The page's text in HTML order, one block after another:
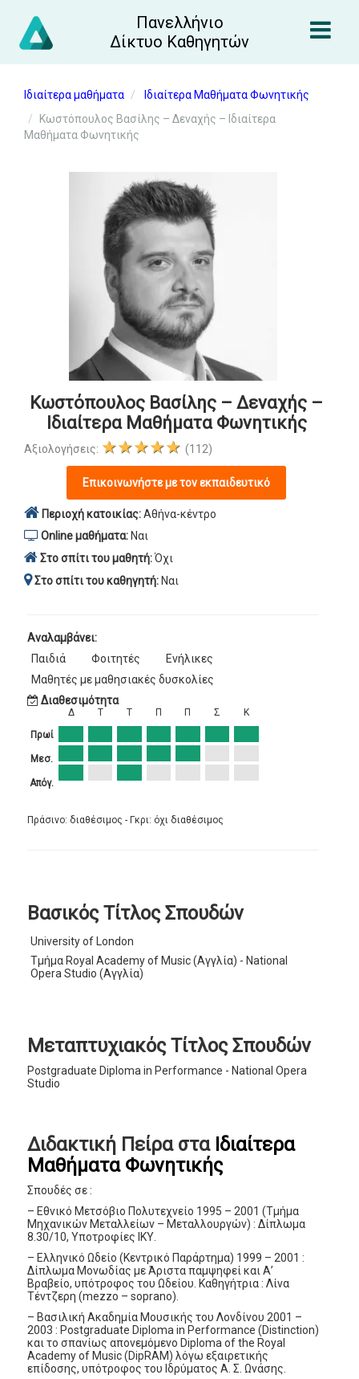
Πανελλήνιο
Δίκτυο Καθηγητών
Ιδιαίτερα μαθήματα
Ιδιαίτερα Μαθήματα Φωνητικής
Κωστόπουλος Βασίλης – Δεναχής – Ιδιαίτερα
Μαθήματα Φωνητικής
Κωστόπουλος Βασίλης – Δεναχής –
Ιδιαίτερα Μαθήματα Φωνητικής
Αξιολογήσεις: ★★★★★ (112)
Επικοινωνήστε με τον εκπαιδευτικό
Περιοχή κατοικίας:Αθήνα-κέντρο
Online μαθήματα: Ναι
Στο σπίτι του μαθητή:Όχι
Στο σπίτι του καθηγητή: Ναι
Αναλαμβάνει:
Παιδιά
Φοιτητές
Ενήλικες
Μαθητές με μαθησιακές δυσκολίες
Διαθεσιμότητα
Πρωί
Μεσ.
Απόγ.
Δ Τ Τ Π Π Σ Κ
Πράσινο: διαθέσιμος - Γκρι: όχι διαθέσιμος
Βασικός Τίτλος Σπουδών
University of London
Τμήμα Royal Academy of Music (Αγγλία) - National
Opera Studio (Αγγλία)
Μεταπτυχιακός Τίτλος Σπουδών
Postgraduate Diploma in Performance - National Opera
Studio
Διδακτική Πείρα στα Ιδιαίτερα
Μαθήματα Φωνητικής
Σπουδές σε :
– Εθνικό Μετσόβιο Πολυτεχνείο 1995 – 2001 (Τμήμα
Μηχανικών Μεταλλείων – Μεταλλουργών) : Δίπλωμα
8.30/10, Υποτροφίες ΙΚΥ.
– Ελληνικό Ωδείο (Κεντρικό Παράρτημα) 1999 – 2001 :
Δίπλωμα Μονωδίας με Άριστα παμψηφεί και Α’
Βραβείο, υπότροφος του Ωδείου. Καθηγήτρια : Λίνα
Τέντζερη (mezzo – soprano).
– Βασιλική Ακαδημία Μουσικής του Λονδίνου 2001 –
2003 : Postgraduate Diploma in Performance (Distinction)
και το σπανίως απονεμόμενο Diploma of the Royal
Academy of Music (DipRAM) λόγω εξαιρετικής
επίδοσης, υπότροφος του Ιδρύματος Α. Σ. Ωνάσης.